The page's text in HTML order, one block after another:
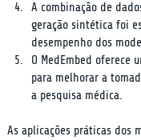
A combinação de
geração sintética foi
desempenho dos
O MedEmbed oferece
para melhorar a
a pesquisa médica.
As aplicações práticas dos